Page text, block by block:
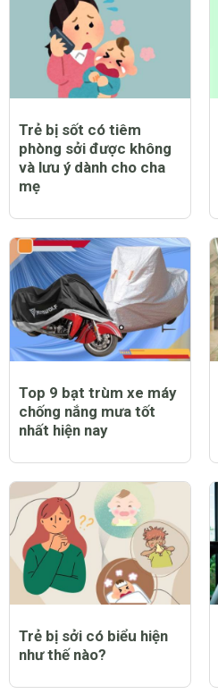
Trẻ bị sốt có tiêm
phòng sởi được không
và lưu ý dành cho cha
mẹ
Top 9 bạt trùm xe máy
chống nắng mưa tốt
nhất hiện nay
Trẻ bị sởi có biểu hiện
như thế nào?